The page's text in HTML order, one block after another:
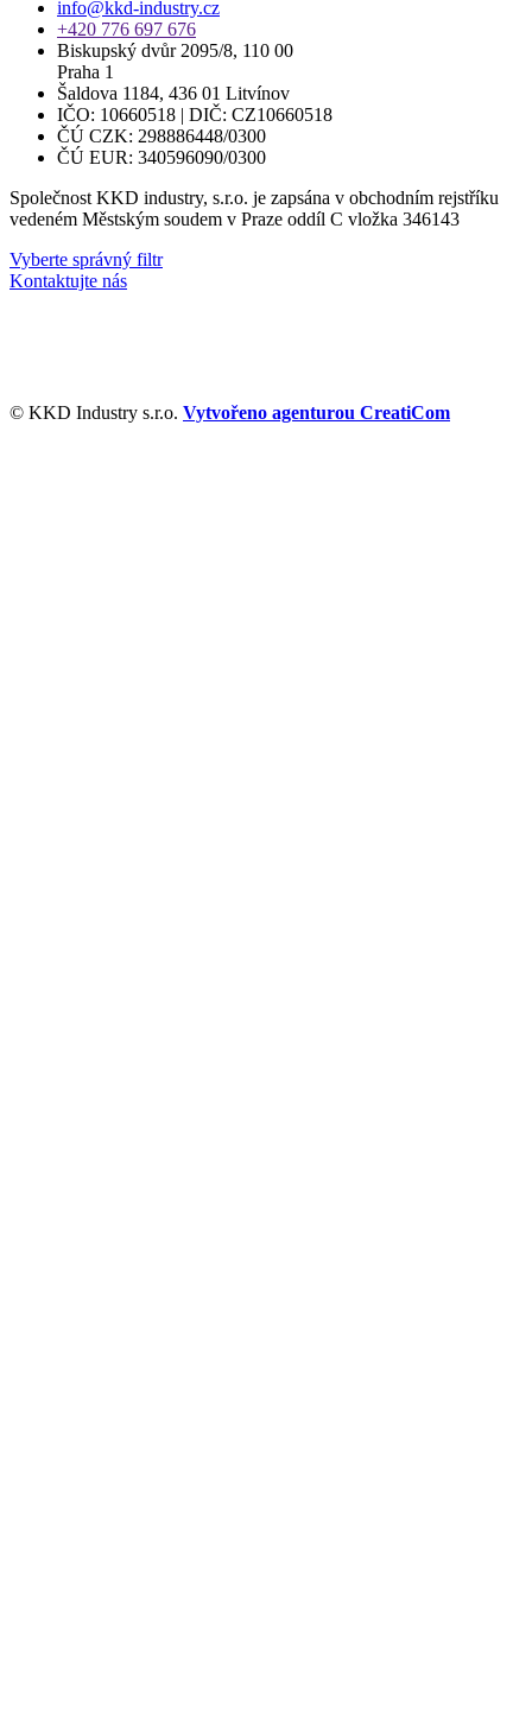
info@kkd-industry.cz
+420 776 697 676
Biskupský dvůr 2095/8, 110 00
Praha 1
Šaldova 1184, 436 01 Litvínov
IČO: 10660518 | DIČ: CZ10660518
ČÚ CZK: 298886448/0300
ČÚ EUR: 340596090/0300
Společnost KKD industry, s.r.o. je zapsána v obchodním rejstříku
vedeném Městským soudem v Praze oddíl C vložka 346143
Vyberte správný filtr
Kontaktujte nás
© KKD Industry s.r.o. Vytvořeno agenturou CreatiCom